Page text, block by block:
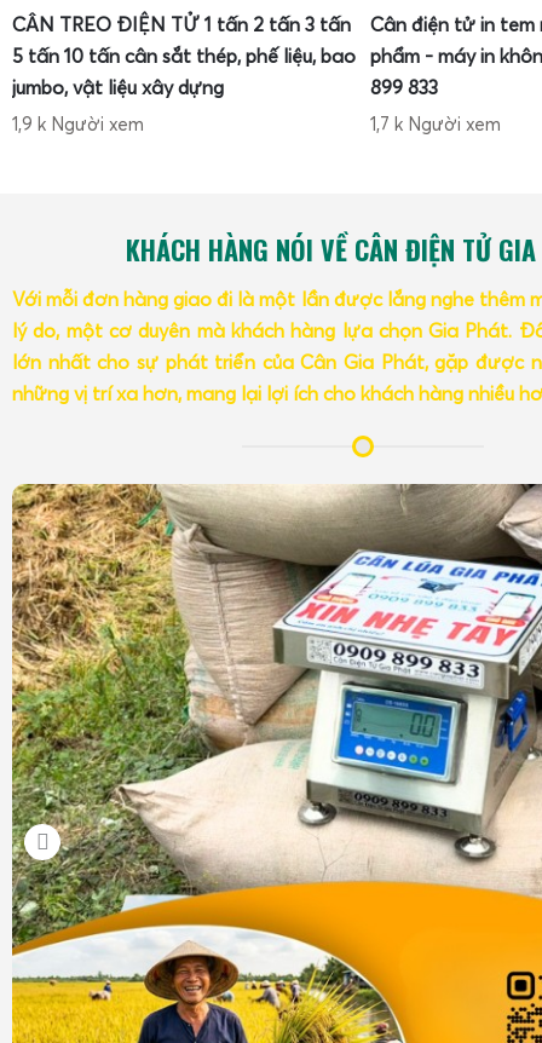
CÂN TREO ĐIỆN TỬ 1 tấn 2 tấn 3 tấn
5 tấn 10 tấn cân sắt thép, phế liệu, bao
jumbo, vật liệu xây dựng
1,9 k Người xem
Cân điện tử in tem
phẩm - máy in
899 833
1,7 k Người xem
KHÁCH HÀNG NÓI VỀ CÂN ĐIỆN TỬ
Với mỗi đơn hàng giao đi là một lần được lắng nghe thêm
lý do, một cơ duyên mà khách hàng lựa chọn Gia Phát.
lớn nhất cho sự phát triển của Cân Gia Phát, gặp được
những vị trí xa hơn, mang lại lợi ích cho khách hàng nhiều